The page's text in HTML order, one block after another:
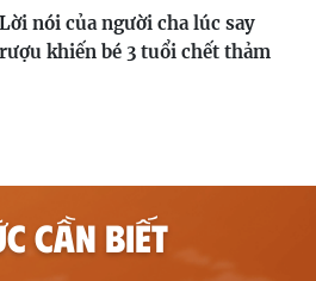
Lời nói của người cha lúc say
rượu khiến bé 3 tuổi chết thảm
CẦN BIẾT